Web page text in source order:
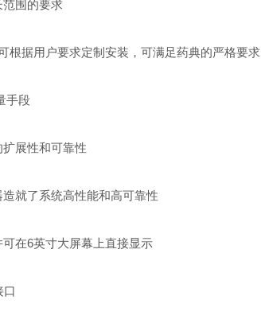
围的要求
据用户要求定制安装，可满足药典的严格要求
手段
展性和可靠性
就了系统高性能和高可靠性
在6英寸大屏幕上直接显示